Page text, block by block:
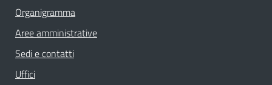
Organigramma
Aree amministrative
Sedi e contatti
Uffici